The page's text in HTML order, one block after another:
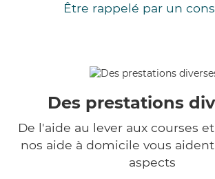
Être rappelé par un
Des prestations
De l'aide au lever aux courses
nos aide à domicile vous
aspects